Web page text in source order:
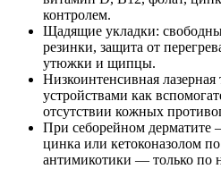
контролем.
Щадящие укладки:
резинки, защита от
утюжки и щипцы.
Низкоинтенсивная
устройствами как
отсутствии кожных
При себорейном
цинка или кетоконазолом
антимикотики — только по